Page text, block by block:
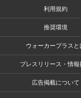
利用規約
推奨環境
ウォーカープラスと
プレスリリース・情報
広告掲載について